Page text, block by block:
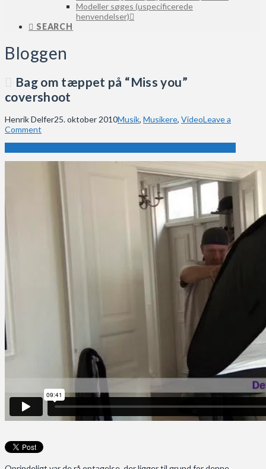
Modeller søges (uspecificerede
henvendelser)
SEARCH
Bloggen
Bag om tæppet på “Miss you”
covershoot
Henrik Delfer25. oktober 2010Musik, Musikere, VideoLeave a
Comment